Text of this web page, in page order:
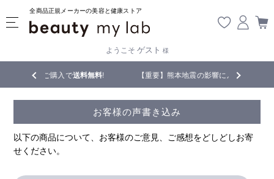
全商品正規メーカーの美容と健康ストア
ようこそ ゲスト 様
送料無料! 【重要】熊本地震の影響により遅延が生じております
お客様の声書き込み
以下の商品について、お客様のご意見、ご感想をどしどしお寄
せください。